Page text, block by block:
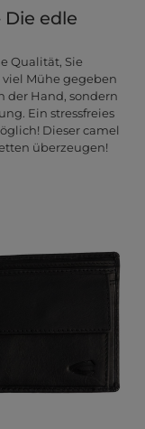
edle
Qualität, Sie
Mühe gegeben
der Hand, sondern
Ein stressfreies
Dieser camel
überzeugen!